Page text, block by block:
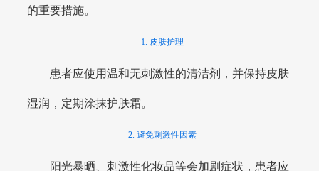
的重要措施。
1. 皮肤护理
患者应使用温和无刺激性的清洁剂，并保持皮肤
湿润，定期涂抹护肤霜。
2. 避免刺激性因素
阳光暴晒、刺激性化妆品等会加剧症状，患者应